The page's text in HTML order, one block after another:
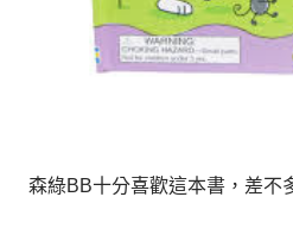
森綠BB十分喜歡這本書，差不